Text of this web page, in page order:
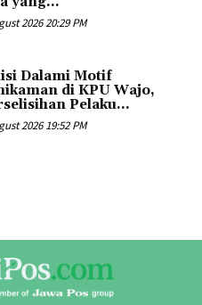
2026 20:29 PM
Dalami Motif
di KPU Wajo,
Pelaku...
2026 19:52 PM